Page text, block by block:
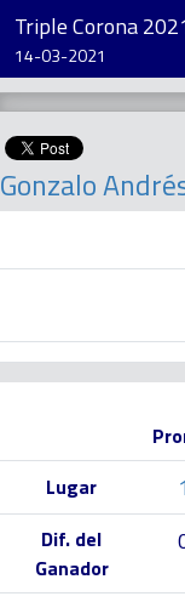
Triple Corona
14-03-2021
Gonzalo
Lugar
Dif. del
Ganador